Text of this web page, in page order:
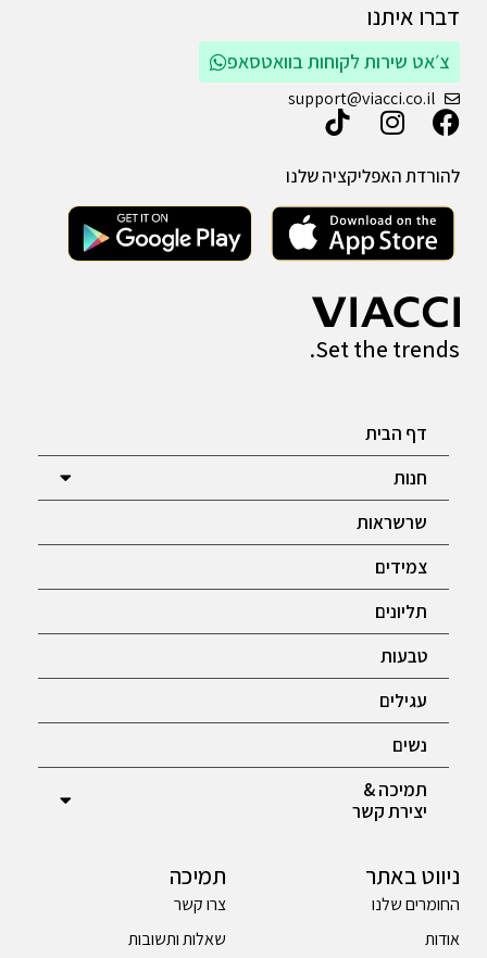
דברו איתנו
צ׳אט שירות לקוחות בוואטסאפ
support@viacci.co.il
להורדת האפליקציה שלנו
Set the trends.
דף הבית
חנות
שרשראות
צמידים
תליונים
טבעות
עגילים
נשים
תמיכה &
יצירת קשר
ניווט באתר
החומרים שלנו
אודות
תמיכה
צרו קשר
שאלות ותשובות